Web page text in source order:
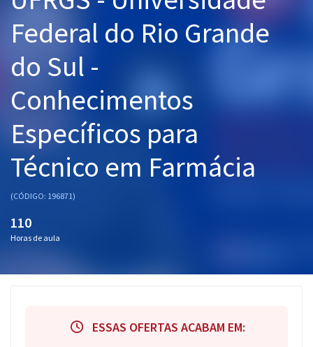
Graduação
OAB
Mentorias
Questões grátis
Conteúdo gratuito
Blog
Aprovados
Federal do Rio Grande
do Sul -
Conhecimentos
Específicos para
Técnico em Farmácia
(CÓDIGO: 196871)
110
Horas de aula
ESSAS OFERTAS ACABAM EM: